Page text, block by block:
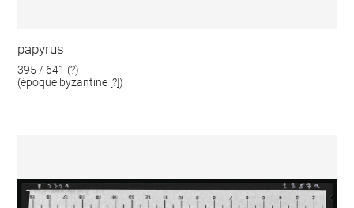
papyrus
395 / 641 (?)
(époque byzantine [?])